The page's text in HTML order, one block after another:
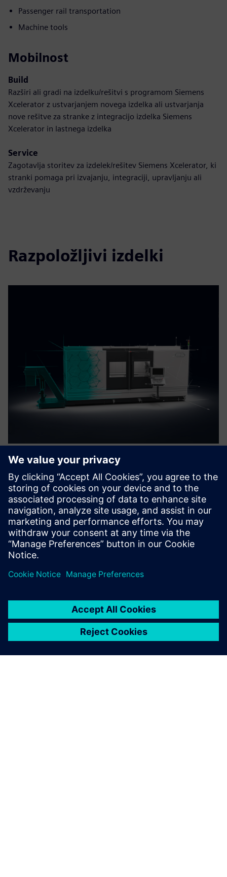
Passenger rail transportation
Machine tools
Mobilnost
Build
Razširi ali gradi na izdelku/rešitvi s programom Siemens
Xcelerator z ustvarjanjem novega izdelka ali ustvarjanja
nove rešitve za stranke z integracijo izdelka Siemens
Xcelerator in lastnega izdelka
Service
Zagotavlja storitev za izdelek/rešitev Siemens Xcelerator, ki
stranki pomaga pri izvajanju, integraciji, upravljanju ali
vzdrževanju
Razpoložljivi izdelki
MAG Digital Twin with Run
MyVirtual Machine
With MAG's digital machine model, you can create,
validate, and optimize NC programs on the digital twin of
your machine – offline on the PC in production planning.
Izvedite več